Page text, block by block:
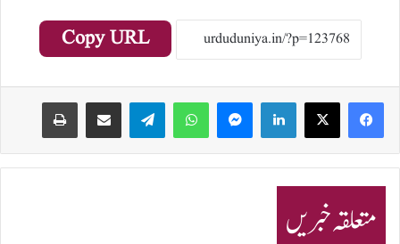
Copy URL
LinkedIn
WhatsApp
Telegram
متعلقہ خبریں